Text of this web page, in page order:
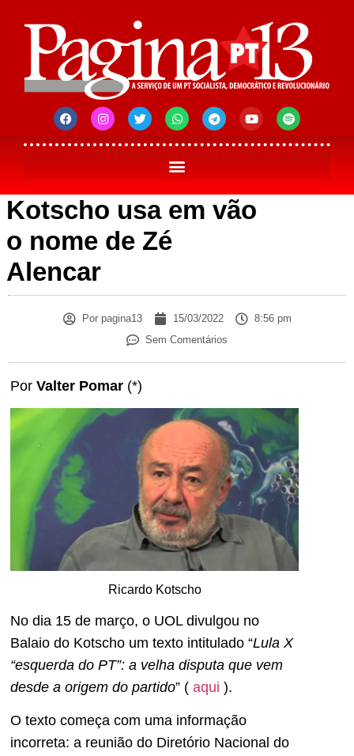
Kotscho usa em vão
o nome de Zé
Alencar
Porpagina13 15/03/2022
8:56 pm
Sem Comentários
Por Valter Pomar (*)
Ricardo Kotscho
No dia 15 de março, o UOL divulgou no
Balaio do Kotscho um texto intitulado “Lula X
“esquerda do PT”: a velha disputa que vem
desde a origem do partido” ( aqui ).
O texto começa com uma informação
incorreta: a reunião do Diretório Nacional do